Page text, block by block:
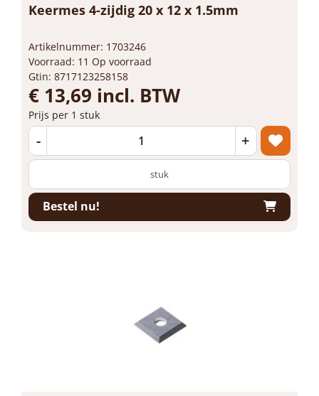
Keermes 4-zijdig 20 x 12 x 1.5mm
Artikelnummer: 1703246
Voorraad: 11 Op voorraad
Gtin: 8717123258158
€ 13,69 incl. BTW
Prijs per 1 stuk
- +
stuk
Bestel nu!